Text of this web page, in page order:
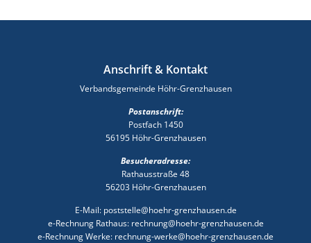
Anschrift & Kontakt
Verbandsgemeinde Höhr-Grenzhausen
Postanschrift:
Postfach 1450
56195 Höhr-Grenzhausen
Besucheradresse:
Rathausstraße 48
56203 Höhr-Grenzhausen
E-Mail: poststelle@hoehr-grenzhausen.de
e-Rechnung Rathaus: rechnung@hoehr-grenzhausen.de
e-Rechnung Werke: rechnung-werke@hoehr-grenzhausen.de